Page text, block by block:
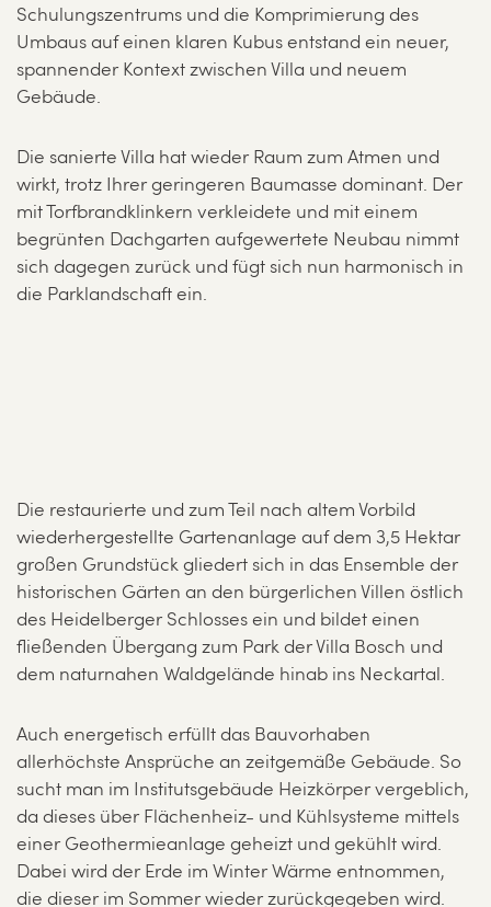
Schulungszentrums und die Komprimierung des
Umbaus auf einen klaren Kubus entstand ein neuer,
spannender Kontext zwischen Villa und neuem
Gebäude.
Die sanierte Villa hat wieder Raum zum Atmen und
wirkt, trotz Ihrer geringeren Baumasse dominant. Der
mit Torfbrandklinkern verkleidete und mit einem
begrünten Dachgarten aufgewertete Neubau nimmt
sich dagegen zurück und fügt sich nun harmonisch in
die Parklandschaft ein.
Die restaurierte und zum Teil nach altem Vorbild
wiederhergestellte Gartenanlage auf dem 3,5 Hektar
großen Grundstück gliedert sich in das Ensemble der
historischen Gärten an den bürgerlichen Villen östlich
des Heidelberger Schlosses ein und bildet einen
fließenden Übergang zum Park der Villa Bosch und
dem naturnahen Waldgelände hinab ins Neckartal.
Auch energetisch erfüllt das Bauvorhaben
allerhöchste Ansprüche an zeitgemäße Gebäude. So
sucht man im Institutsgebäude Heizkörper vergeblich,
da dieses über Flächenheiz- und Kühlsysteme mittels
einer Geothermieanlage geheizt und gekühlt wird.
Dabei wird der Erde im Winter Wärme entnommen,
die dieser im Sommer wieder zurückgegeben wird.